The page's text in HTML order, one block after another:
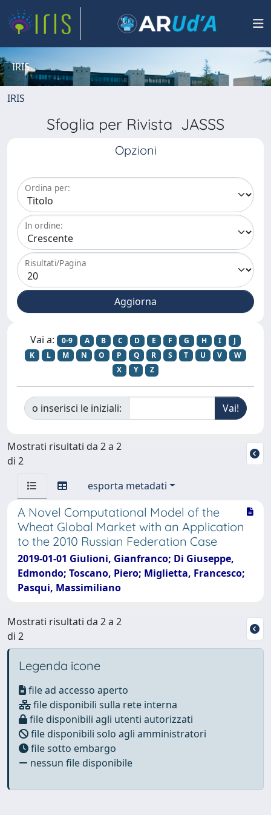
IRIS
IRIS
Sfoglia per Rivista JASSS
Opzioni
Ordina per:
In ordine:
Risultati/Pagina
Vai a: 0-9 A B C D E F G H I
J
K
L M N O P Q R S T U V
W
X
Y Z
o inserisci le iniziali:
Mostrati risultati da 2 a 2
di 2
esporta metadati
A Novel Computational Model of the
Wheat Global Market with an Application
to the 2010 Russian Federation Case
2019-01-01 Giulioni, Gianfranco; Di Giuseppe,
Edmondo; Toscano, Piero; Miglietta, Francesco;
Pasqui, Massimiliano
Mostrati risultati da 2 a 2
di 2
Legenda icone
file ad accesso aperto
file disponibili sulla rete interna
file disponibili agli utenti autorizzati
file disponibili solo agli amministratori
file sotto embargo
nessun file disponibile